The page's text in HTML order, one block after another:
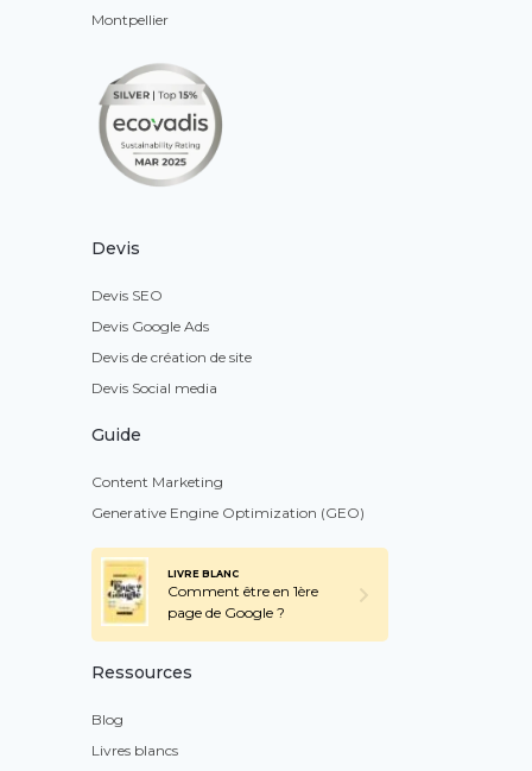
Montpellier
Devis
Devis SEO
Devis Google Ads
Devis de création de site
Devis Social media
Guide
Content Marketing
Generative Engine Optimization (GEO)
LIVRE BLANC
Comment être en 1ère
page de Google ?
Ressources
Blog
Livres blancs